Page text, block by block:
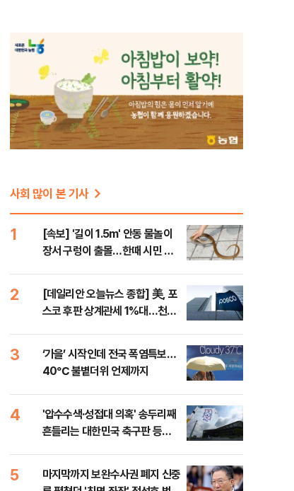
사회 많이 본 기사
1
[속보] '길이 1.5m' 안동 물놀이
장서 구렁이 출몰…한때 시민 대
2
[데일리안 오늘뉴스 종합] 美, 포
스코 후판 상계관세 1%대…천하
3
‘가을’ 시작인데 전국 폭염특보…
40℃ 불볕더위 언제까지
4
'압수수색·성접대 의혹' 송두리째
흔들리는 대한민국 축구판 등
5
마지막까지 보완수사권 폐지 신중